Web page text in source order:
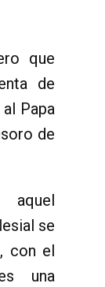
que
de
Papa
de
aquel
se
con el
una